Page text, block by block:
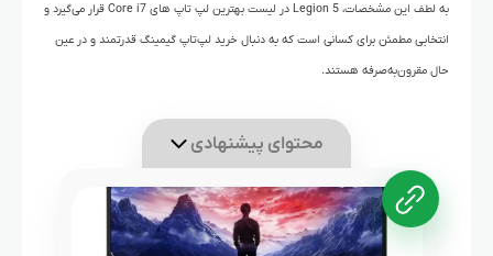
به لطف این مشخصات، Legion 5 در لیست بهترین لپ‌ تاپ‌ های Core i7 قرار می‌گیرد و
انتخابی مطمئن برای کسانی است که به دنبال خرید لپ‌تاپ گیمینگ قدرتمند و در عین
حال مقرون‌به‌صرفه هستند.
محتوای پیشنهادی